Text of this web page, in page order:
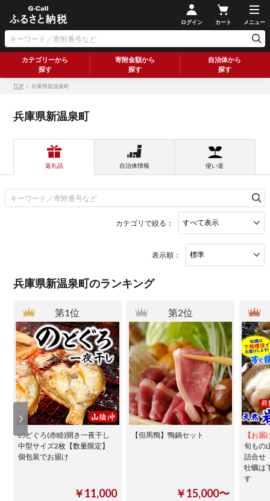
ログイン カート メニュー
カテゴリーから
探す
寄附金額から
探す
自治体から
探す
TOP ＞ 兵庫県新温泉町
兵庫県新温泉町
返礼品 自治体情報 使い道
カテゴリで絞る：
表示順：
兵庫県新温泉町のランキング
第1位
のどぐろ(赤睦)開き一夜干し
中型サイズ2枚【数量限定】
個包装でお届け
￥11,000
第2位
【但馬鴨】鴨鍋セット
￥15,000〜
【お
旬もの
詰合せ
牡蠣は
す